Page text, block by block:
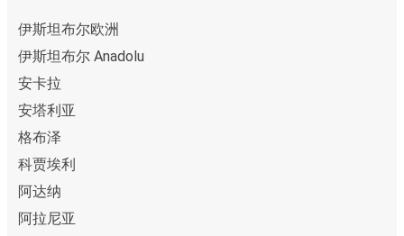
伊斯坦布尔欧洲
伊斯坦布尔 Anadolu
安卡拉
安塔利亚
格布泽
科贾埃利
阿达纳
阿拉尼亚